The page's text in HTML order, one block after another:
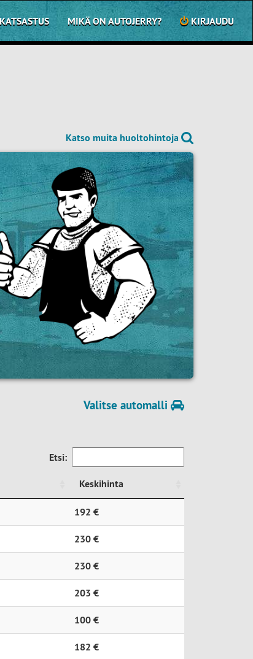
KATSASTUS MIKÄ ON AUTOJERRY? KIRJAUDU
Katso muita huoltohintoja
Valitse automalli
Etsi:
Keskihinta
Keskihinta
192 €
230 €
230 €
203 €
100 €
182 €